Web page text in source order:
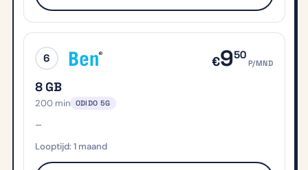
6
8 GB
200 min ODIDO 5G
–
1 maand
€950
P/MND